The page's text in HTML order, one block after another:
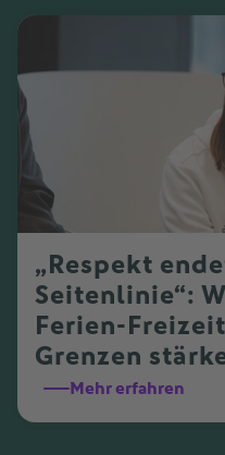
„Respekt
Seitenlinie“:
Ferien-
Grenzen
Mehr erfahren